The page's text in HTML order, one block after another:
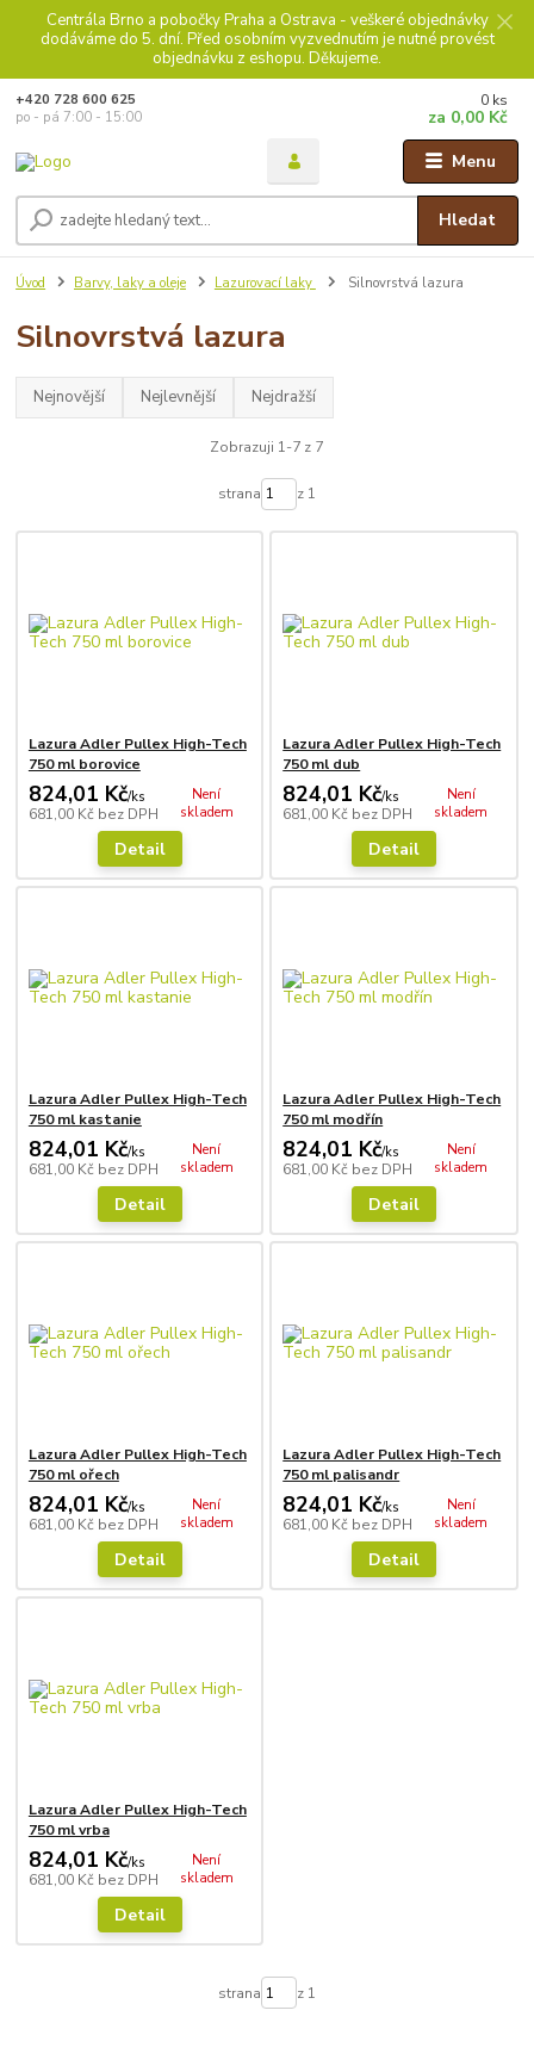
Centrála Brno a pobočky Praha a Ostrava - veškeré objednávky
dodáváme do 5. dní. Před osobním vyzvednutím je nutné provést
objednávku z eshopu. Děkujeme.
Menu
Hledat
+420 728 600 625
po - pá 7:00 - 15:00
0 ks
za 0,00 Kč
Úvod Barvy, laky a oleje Lazurovací laky Silnovrstvá lazura
Silnovrstvá lazura
Nejnovější Nejlevnější Nejdražší
Zobrazuji 1-7 z 7
strana z 1
Lazura Adler Pullex High-Tech
750 ml borovice
824,01 Kč/ks
681,00 Kč bez DPH
Není
skladem
Detail
Lazura Adler Pullex High-Tech
750 ml dub
824,01 Kč/ks
681,00 Kč bez DPH
Není
skladem
Detail
Lazura Adler Pullex High-Tech
750 ml kastanie
824,01 Kč/ks
681,00 Kč bez DPH
Není
skladem
Detail
Lazura Adler Pullex High-Tech
750 ml modřín
824,01 Kč/ks
681,00 Kč bez DPH
Není
skladem
Detail
Lazura Adler Pullex High-Tech
750 ml ořech
824,01 Kč/ks
681,00 Kč bez DPH
Není
skladem
Detail
Lazura Adler Pullex High-Tech
750 ml palisandr
824,01 Kč/ks
681,00 Kč bez DPH
Není
skladem
Detail
Lazura Adler Pullex High-Tech
750 ml vrba
824,01 Kč/ks
681,00 Kč bez DPH
Není
skladem
Detail
strana z 1